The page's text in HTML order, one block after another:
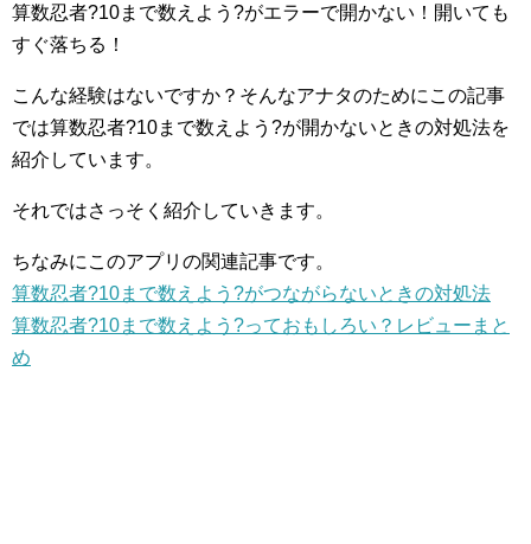
算数忍者?10まで数えよう?がエラーで開かない！開いても
すぐ落ちる！
こんな経験はないですか？そんなアナタのためにこの記事
では算数忍者?10まで数えよう?が開かないときの対処法を
紹介しています。
それではさっそく紹介していきます。
ちなみにこのアプリの関連記事です。
算数忍者?10まで数えよう?がつながらないときの対処法
算数忍者?10まで数えよう?っておもしろい？レビューまと
め